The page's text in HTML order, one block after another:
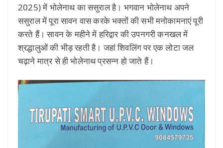
2025) में भोलेनाथ का ससुराल है। भगवान भोलेनाथ अपने
ससुराल में पूरा सावन वास करके भक्तों की सभी मनोकामनाएं पूरी
करते हैं। सावन के महीने में हरिद्वार की उपनगरी कनखल में
श्रद्धालुओं की भीड़ रहती है। जहां शिवलिंग पर एक लोटा जल
चढ़ाने मात्र से ही भोलेनाथ प्रसन्न हो जाते हैं।